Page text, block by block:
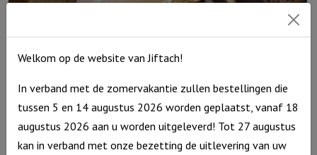
Windlicht S ‘De Heer is jouw licht’, Taupe
10,95
Welkom op de website van Jiftach!
In verband met de zomervakantie zullen bestellingen die
tussen 5 en 14 augustus 2026 worden geplaatst, vanaf 18
augustus 2026 aan u worden uitgeleverd! Tot 27 augustus
kan in verband met onze bezetting de uitlevering van uw